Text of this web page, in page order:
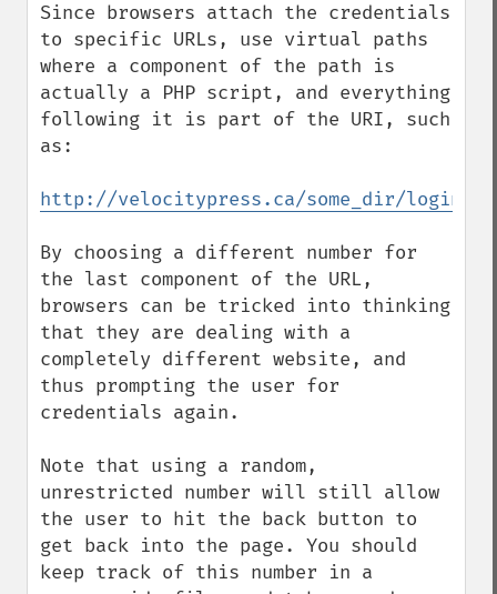
Since browsers attach the credentials
to specific URLs, use virtual paths
where a component of the path is
actually a PHP script, and everything
following it is part of the URI, such
as:
http://velocitypress.ca/some_dir/
By choosing a different number for
the last component of the URL,
browsers can be tricked into thinking
that they are dealing with a
completely different website, and
thus prompting the user for
credentials again.
Note that using a random,
unrestricted number will still allow
the user to hit the back button to
get back into the page. You should
keep track of this number in a